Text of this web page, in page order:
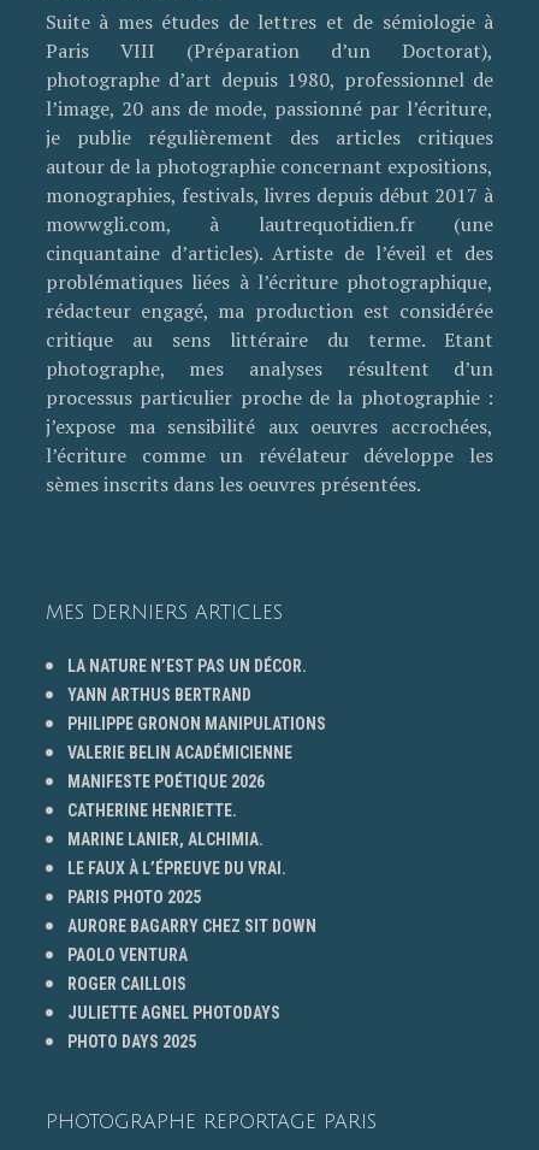
Suite à mes études de lettres et de sémiologie à
Paris VIII (Préparation d’un Doctorat),
photographe d’art depuis 1980, professionnel de
l’image, 20 ans de mode, passionné par l’écriture,
je publie régulièrement des articles critiques
autour de la photographie concernant expositions,
monographies, festivals, livres depuis début 2017 à
mowwgli.com, à lautrequotidien.fr (une
cinquantaine d’articles). Artiste de l’éveil et des
problématiques liées à l’écriture photographique,
rédacteur engagé, ma production est considérée
critique au sens littéraire du terme. Etant
photographe, mes analyses résultent d’un
processus particulier proche de la photographie :
j’expose ma sensibilité aux oeuvres accrochées,
l’écriture comme un révélateur développe les
sèmes inscrits dans les oeuvres présentées.
MES DERNIERS ARTICLES
LA NATURE N’EST PAS UN DÉCOR.
YANN ARTHUS BERTRAND
PHILIPPE GRONON MANIPULATIONS
VALERIE BELIN ACADÉMICIENNE
MANIFESTE POÉTIQUE 2026
CATHERINE HENRIETTE.
MARINE LANIER, ALCHIMIA.
LE FAUX À L’ÉPREUVE DU VRAI.
PARIS PHOTO 2025
AURORE BAGARRY CHEZ SIT DOWN
PAOLO VENTURA
ROGER CAILLOIS
JULIETTE AGNEL PHOTODAYS
PHOTO DAYS 2025
PHOTOGRAPHE REPORTAGE PARIS